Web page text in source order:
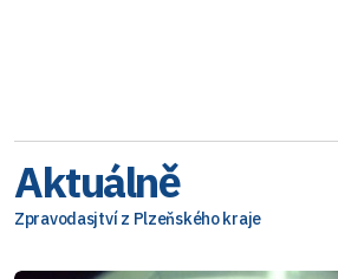
Aktuálně
Zpravodasjtví z Plzeňského kraje